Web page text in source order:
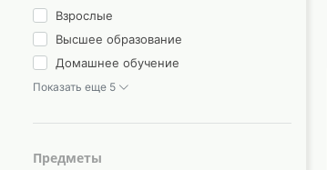
Взрослые
Высшее образование
Домашнее обучение
Показать еще 5
Предметы